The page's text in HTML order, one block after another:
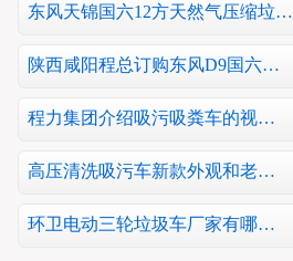
东风天锦国六12方天然气压缩垃…
陕西咸阳程总订购东风D9国六…
程力集团介绍吸污吸粪车的视…
高压清洗吸污车新款外观和老…
环卫电动三轮垃圾车厂家有哪…